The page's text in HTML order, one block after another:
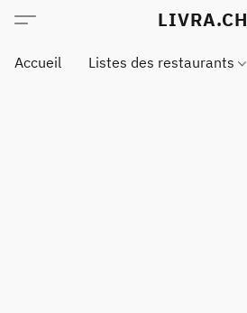
LIVRA.CH
Accueil Listes des restaurants